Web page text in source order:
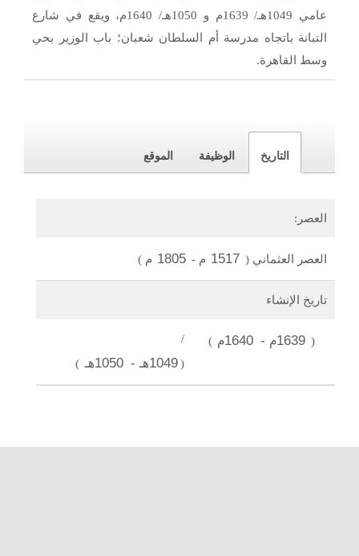
عامي 1049هـ/ 1639م و 1050هـ/ 1640م، ويقع في شارع
التبانة باتجاه مدرسة أم السلطان شعبان؛ باب الوزير بحي
وسط القاهرة.
التاريخ الوظيفة الموقع
العصر:
العصر العثماني (
1517 م -
1805 م )
تاريخ الإنشاء
( 1639م - 1640م )
/
(1049هـ - 1050هـ )